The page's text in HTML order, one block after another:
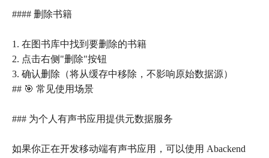
#### 删除书籍
1. 在图书库中找到要删除的书籍
2. 点击右侧"删除"按钮
3. 确认删除（将从缓存中移除，不影响原始数据源）
## 🎯 常见使用场景
### 为个人有声书应用提供元数据服务
如果你正在开发移动端有声书应用，可以使用 Abackend